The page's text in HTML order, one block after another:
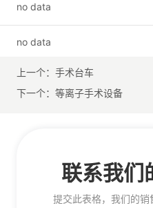
no data
no data
上一个：手术台车
下一个：等离子手术设备
联系我们
提交此表格，我们的销